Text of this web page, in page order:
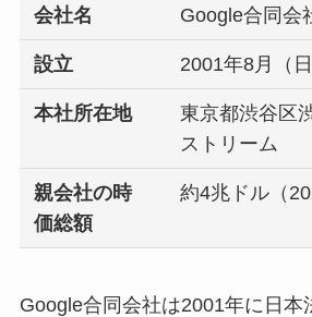
会社名 Google合同会
設立 2001年8月（
本社所在地
東京都渋谷区
ストリーム
親会社の時
価総額
約4兆ドル（
Google合同会社は2001年に日本